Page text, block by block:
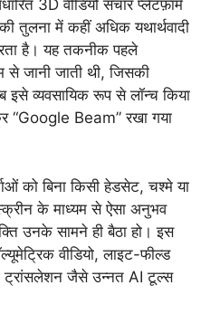
3D वीडियो संचार प्लेटफ़ॉर्म
तुलना में कहीं अधिक यथार्थवादी
है। यह तकनीक पहले
जानी जाती थी, जिसकी
व्यवसायिक रूप से लॉन्च किया
“Google Beam” रखा गया
को बिना किसी हेडसेट, चश्मे या
के माध्यम से ऐसा अनुभव
उनके सामने ही बैठा हो। इस
वीडियो, लाइट-फील्ड
ट्रांसलेशन जैसे उन्नत AI टूल्स